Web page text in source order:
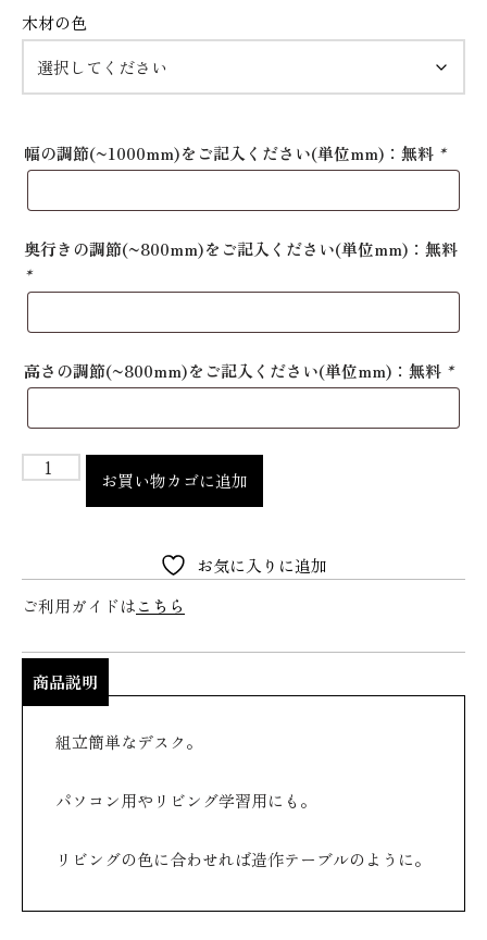
木材の色
幅の調節(~1000mm)をご記入ください(単位mm)：無料 *
奥行きの調節(~800mm)をご記入ください(単位mm)：無料
*
高さの調節(~800mm)をご記入ください(単位mm)：無料 *
お買い物カゴに追加
お気に入りに追加
ご利用ガイドはこちら
商品説明
組立簡単なデスク。
パソコン用やリビング学習用にも。
リビングの色に合わせれば造作テーブルのように。